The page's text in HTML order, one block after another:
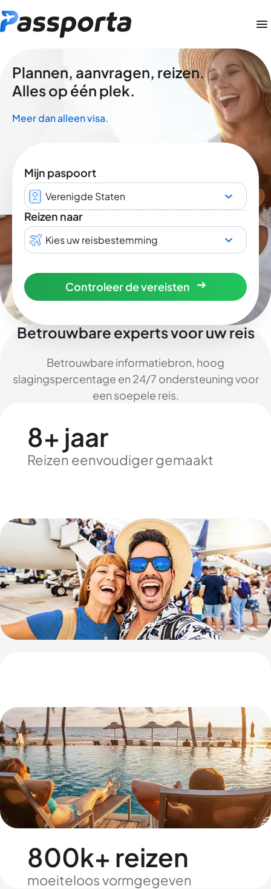
Plannen, aanvragen, reizen.
Alles op één plek.
Meer dan alleen visa.
Mijn paspoort
Verenigde Staten
Reizen naar
Kies uw reisbestemming
Controleer de vereisten
Betrouwbare experts voor uw reis
Betrouwbare informatiebron, hoog
slagingspercentage en 24/7 ondersteuning voor
een soepele reis.
8+ jaar
Reizen eenvoudiger gemaakt
800k+ reizen
moeiteloos vormgegeven